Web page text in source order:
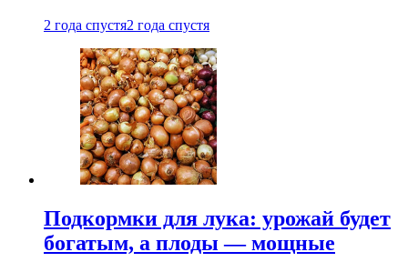
2 года спустя2 года спустя
Подкормки для лука: урожай будет
богатым, а плоды — мощные